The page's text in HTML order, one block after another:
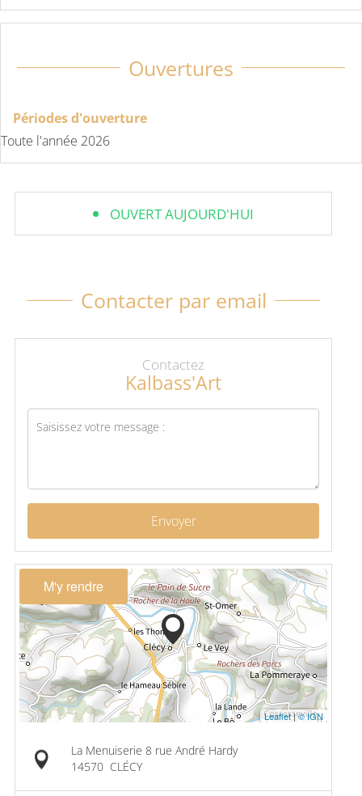
Ouvertures
Périodes d'ouverture
Toute l'année 2026
OUVERT AUJOURD'HUI
Contacter par email
Contactez
Kalbass'Art
Envoyer
M'y rendre
Leaflet|© IGN
La Menuiserie 8 rue André Hardy
14570 CLÉCY